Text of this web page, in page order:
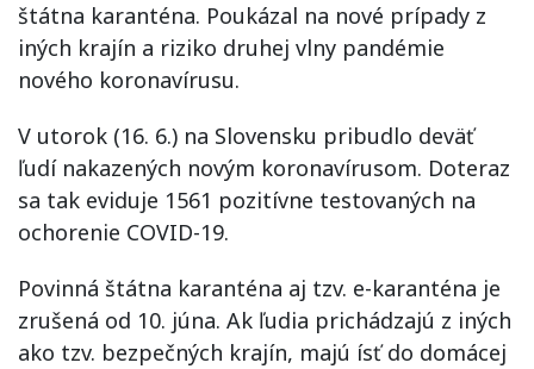
štátna karanténa. Poukázal na nové prípady z
iných krajín a riziko druhej vlny pandémie
nového koronavírusu.
V utorok (16. 6.) na Slovensku pribudlo deväť
ľudí nakazených novým koronavírusom. Doteraz
sa tak eviduje 1561 pozitívne testovaných na
ochorenie COVID-19.
Povinná štátna karanténa aj tzv. e-karanténa je
zrušená od 10. júna. Ak ľudia prichádzajú z iných
ako tzv. bezpečných krajín, majú ísť do domácej